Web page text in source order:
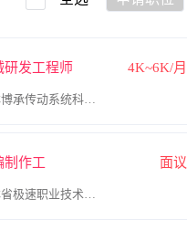
研发工程师 4K~6K/月
吉林博承传动系统科技有限公司
制作工 面议
吉林省极速职业技术培训学校有限公司